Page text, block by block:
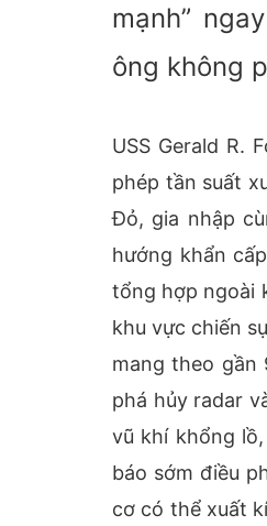
mạnh”
ông không
USS Gerald R.
phép tần suất
Đỏ, gia nhập
hướng khẩn
tổng hợp ngoài
khu vực chiến
mang theo gần
phá hủy radar
vũ khí khổng
báo sớm điều
cơ có thể xuất